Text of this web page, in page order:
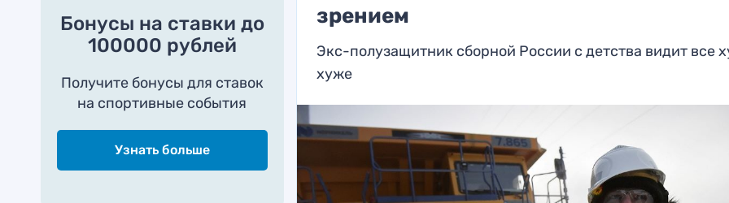
Бонусы на ставки до
100000 рублей
Получите бонусы для ставок
на спортивные события
Узнать больше
зрением
Экс-полузащитник сборной России с детства видит все
хуже